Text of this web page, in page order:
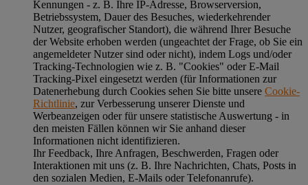
Kennungen - z. B. Ihre IP-Adresse, Browserversion,
Betriebssystem, Dauer des Besuches, wiederkehrender
Nutzer, geografischer Standort), die während Ihrer Besuche
der Website erhoben werden (ungeachtet der Frage, ob Sie ein
angemeldeter Nutzer sind oder nicht), indem Logs und/oder
Tracking-Technologien wie z. B. "Cookies" oder E-Mail
Tracking-Pixel eingesetzt werden (für Informationen zur
Datenerhebung durch Cookies sehen Sie bitte unsere Cookie-
Richtlinie, zur Verbesserung unserer Dienste und
Werbeanzeigen oder für unsere statistische Auswertung - in
den meisten Fällen können wir Sie anhand dieser
Informationen nicht identifizieren.
Ihr Feedback, Ihre Anfragen, Beschwerden, Fragen oder
Interaktionen mit uns (z. B. Ihre Nachrichten, Chats, Posts in
den sozialen Medien, E-Mails oder Telefonanrufe).